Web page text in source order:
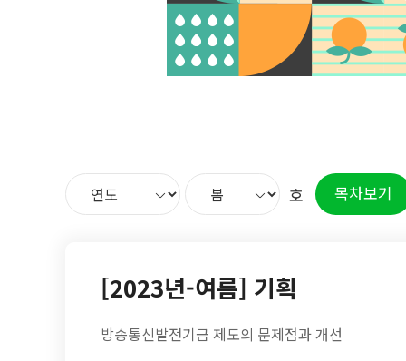
호 목차보기
[2023년-여름] 기획
방송통신발전기금 제도의 문제점과 개선